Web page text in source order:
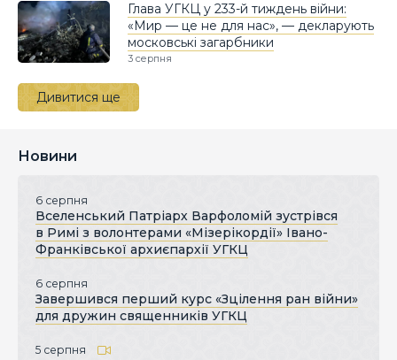
Глава УГКЦ у 233-й тиждень війни:
«Мир — це не для нас», — декларують
московські загарбники
3 серпня
Дивитися ще
Новини
6 серпня
Вселенський Патріарх Варфоломій зустрівся
в Римі з волонтерами «Мізерікордії» Івано-
Франківської архиєпархії УГКЦ
6 серпня
Завершився перший курс «Зцілення ран війни»
для дружин священників УГКЦ
5 серпня